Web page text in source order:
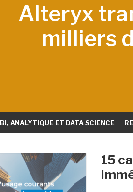
Alteryx
milliers
BI, ANALYTIQUE ET DATA SCIENCE
15